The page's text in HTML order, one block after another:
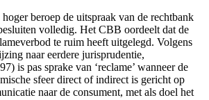
beroep de uitspraak van de rechtbank
volledig. Het CBB oordeelt dat de
te ruim heeft uitgelegd. Volgens
naar eerdere jurisprudentie,
is pas sprake van ‘reclame’ wanneer de
sfeer direct of indirect is gericht op
naar de consument, met als doel het